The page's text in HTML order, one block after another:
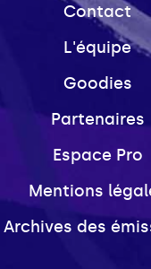
Contact
L'équipe
Goodies
Partenaires
Espace Pro
Mentions
Archives des